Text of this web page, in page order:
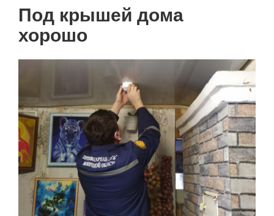
Под крышей дома
хорошо